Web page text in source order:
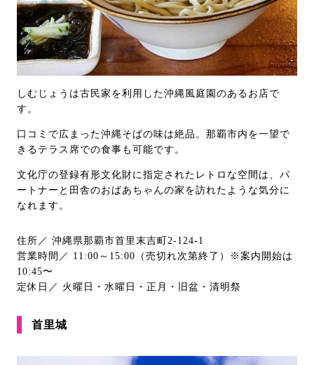
しむじょうは古民家を利用した沖縄風庭園のあるお店で
す。
口コミで広まった沖縄そばの味は絶品。那覇市内を一望で
きるテラス席での食事も可能です。
文化庁の登録有形文化財に指定されたレトロな空間は、パ
ートナーと田舎のおばあちゃんの家を訪れたような気分に
なれます。
住所／ 沖縄県那覇市首里末吉町2-124-1
営業時間／ 11:00～15:00（売切れ次第終了）※案内開始は
10:45〜
定休日／ 火曜日・水曜日・正月・旧盆・清明祭
首里城